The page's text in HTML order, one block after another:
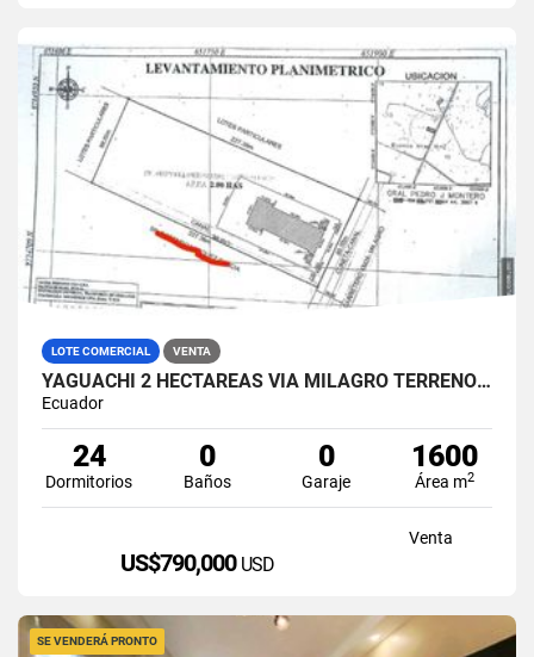
LOTE COMERCIAL VENTA
YAGUACHI 2 HECTÁREAS VIA MILAGRO TERRENO INDUSTRIAL EN VENTA
Ecuador
24
Dormitorios
0
Baños
0
Garaje
1600
Área m2
Venta
US$790,000 USD
SE VENDERÁ PRONTO